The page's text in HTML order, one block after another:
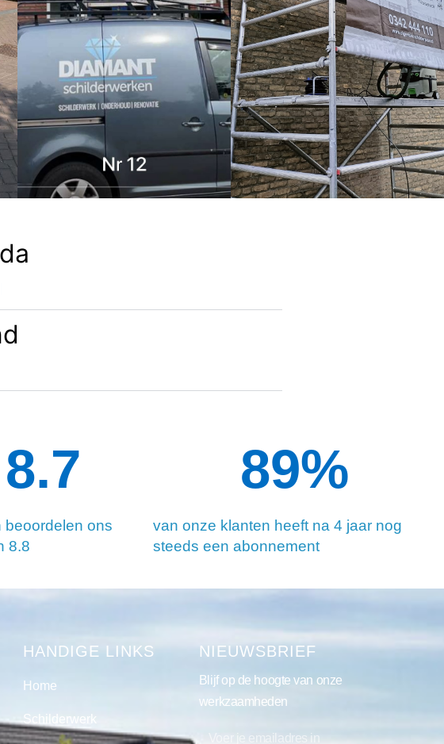
beoordelen ons
8.8
8.8
van onze klanten heeft na 4 jaar nog
steeds een abonnement
90%
HANDIGE LINKS
Home
Schilderwerk
NIEUWSBRIEF
Blijf op de hoogte van onze
werkzaamheden